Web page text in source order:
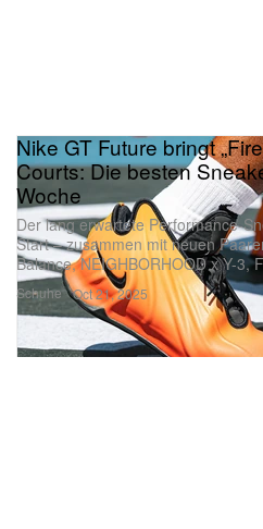
Schuhe
Nike GT Future bringt
Courts: Die besten
Woche
Der lang erwartete Performance-
Start – zusammen mit neuen
Balance, NEIGHBORHOOD x Y-3,
Oct 21, 2025